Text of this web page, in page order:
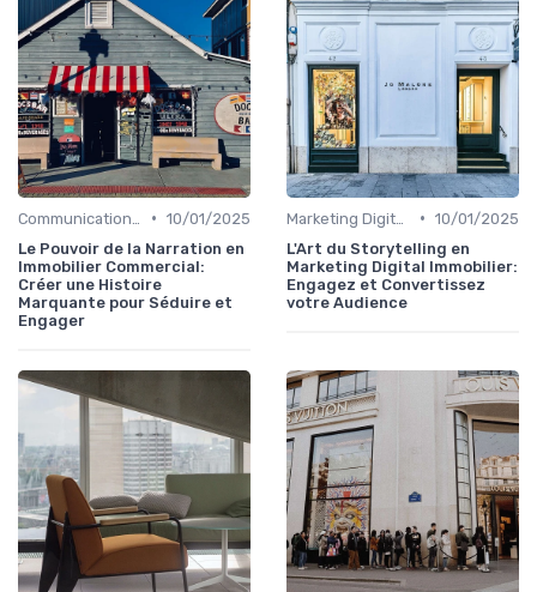
• 10/01/2025
Le Pouvoir de la Narration en
Immobilier Commercial:
Créer une Histoire
Marquante pour Séduire et
Engager
• 10/01/2025
L'Art du Storytelling en
Marketing Digital Immobilier:
Engagez et Convertissez
votre Audience